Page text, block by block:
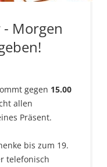
Morgen
gegen 15.00
allen
Präsent.
bis zum 19.
telefonisch